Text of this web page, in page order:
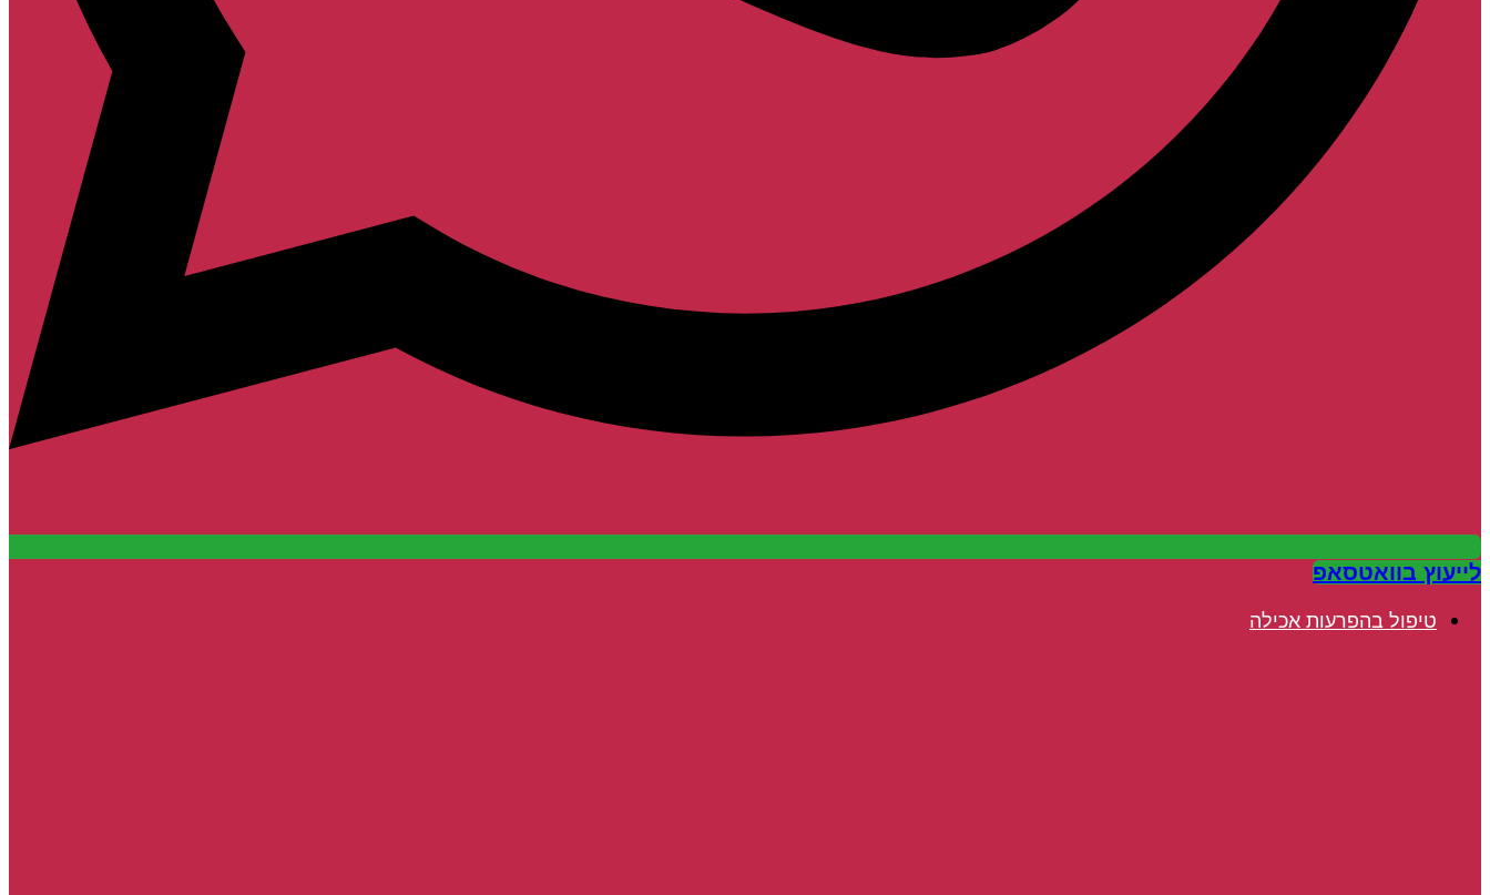
לייעוץ בוואטסאפ
טיפול בהפרעות אכילה